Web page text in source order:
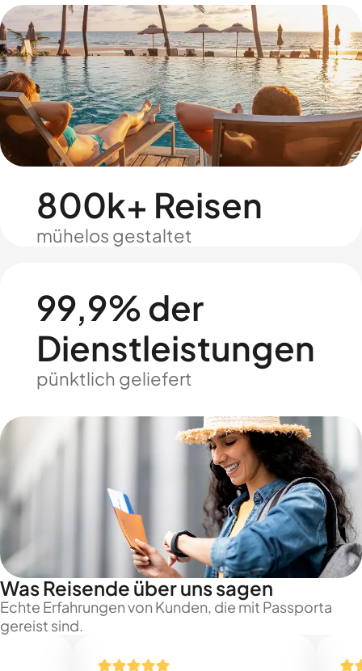
800k+ Reisen
mühelos gestaltet
99,9% der
Dienstleistungen
pünktlich geliefert
Was Reisende über uns sagen
Echte Erfahrungen von Kunden, die mit Passporta
gereist sind.